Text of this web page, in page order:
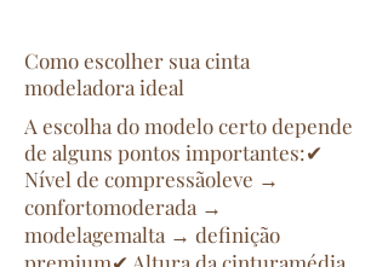
Como escolher sua cinta
modeladora ideal
A escolha do modelo certo depende
de alguns pontos importantes:✔
Nível de compressãoleve →
confortomoderada →
modelagemalta → definição